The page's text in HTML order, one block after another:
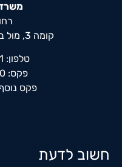
קומה 3, מול בית המשפט לתעבורה
טלפון: 073-3753331
פקס: 077-2088000
פקס נוסף: 03-
חשוב לדעת